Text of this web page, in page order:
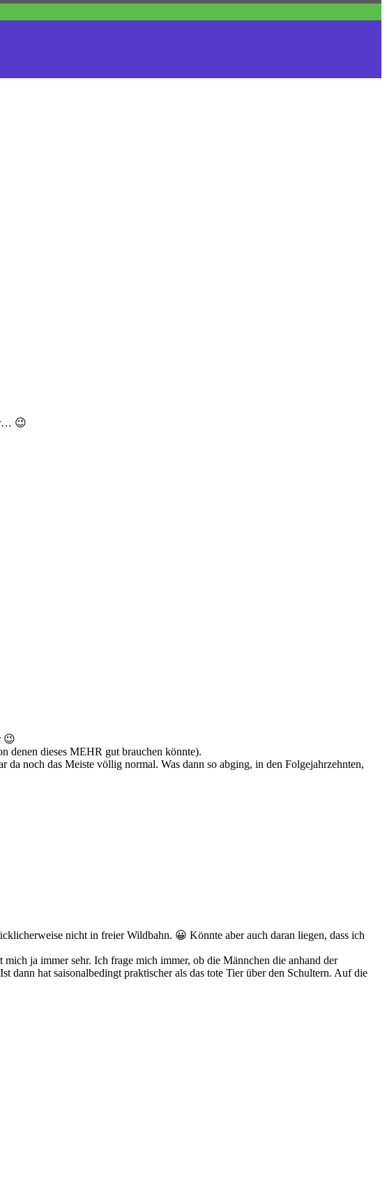
😉
😉
denen dieses MEHR gut brauchen könnte).
noch das Meiste völlig normal. Was dann so abging, in den Folgejahrzehnten,
nicht in freier Wildbahn. 😀 Könnte aber auch daran liegen, dass ich
ja immer sehr. Ich frage mich immer, ob die Männchen die anhand der
dann hat saisonalbedingt praktischer als das tote Tier über den Schultern. Auf die